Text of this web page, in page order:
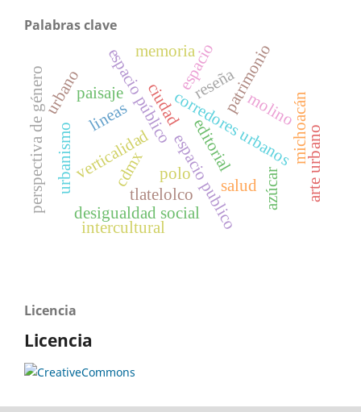
Palabras clave
verticalidad
lineas ciudad
urbanismo cdmx
corredores urbanos
editorial
espacio publico
patrimonio
espacio público
tlatelolco salud
paisaje
desigualdad social
reseña
molino
azúcar
michoacán
intercultural
urbano
polo
espacio
arte urbano
memoria
perspectiva de género
Licencia
Licencia